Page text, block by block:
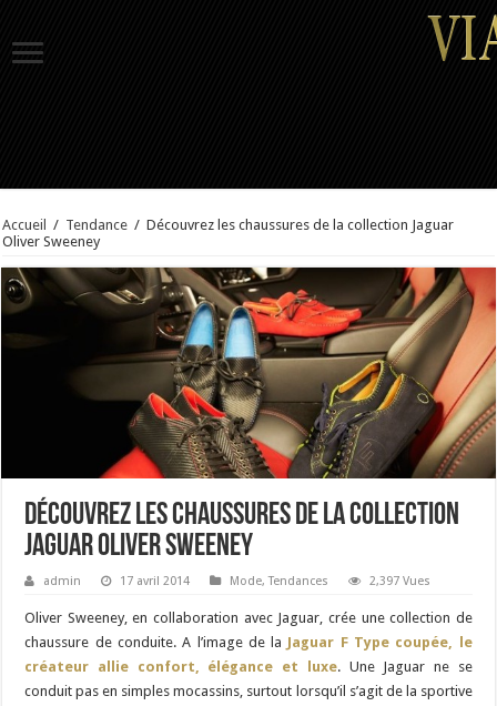
Accueil / Tendance / Découvrez les chaussures de la collection Jaguar
Oliver Sweeney
Découvrez les chaussures de la collection
Jaguar Oliver Sweeney
admin 17 avril 2014 Mode,Tendances 2,397 Vues
Oliver Sweeney, en collaboration avec Jaguar, crée une collection de
chaussure de conduite. A l’image de la Jaguar F Type coupée, le
créateur allie confort, élégance et luxe. Une Jaguar ne se
conduit pas en simples mocassins, surtout lorsqu’il s’agit de la sportive